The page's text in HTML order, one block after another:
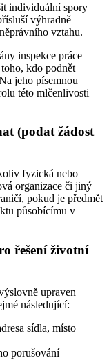
individuální spory
výhradně
vztahu.
inspekce práce
kdo podnět
jeho písemnou
této mlčenlivosti
(podat žádost
fyzická nebo
organizace či jiný
pokud je předmět
působícímu v
řešení životní
upraven
následující:
sídla, místo
porušování